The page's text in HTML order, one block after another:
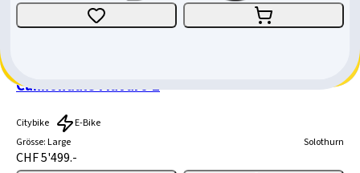
Cannondale Mavaro 1
Citybike
E-Bike
Grösse:Large Solothurn
CHF 5'499.-